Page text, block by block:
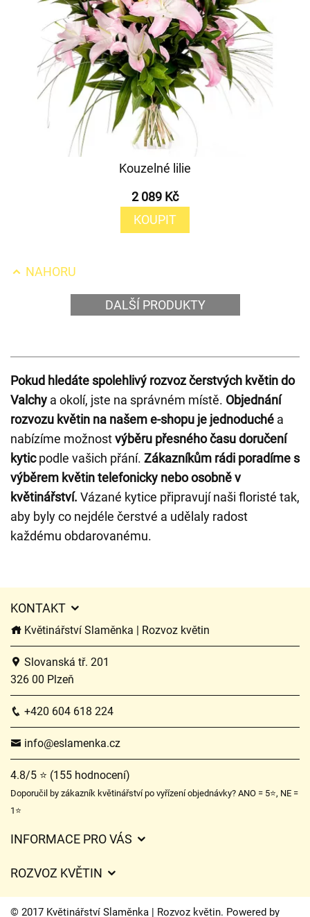
Kouzelné lilie
2 089 Kč
KOUPIT
NAHORU
DALŠÍ PRODUKTY
Pokud hledáte spolehlivý rozvoz čerstvých květin do
Valchy a okolí, jste na správném místě. Objednání
rozvozu květin na našem e-shopu je jednoduché a
nabízíme možnostvýběru přesného času doručení
kyticpodle vašich přání. Zákazníkům rádi poradíme s
výběrem květin telefonicky nebo osobně v
květinářství. Vázané kytice připravují naši floristé tak,
aby byly co nejdéle čerstvé a udělaly radost
každému obdarovanému.
KONTAKT
Květinářství Slaměnka | Rozvoz květin
Slovanská tř. 201
326 00 Plzeň
+420 604 618 224
info@eslamenka.cz
4.8/5 ⭐ (155 hodnocení)
Doporučil by zákazník květinářství po vyřízení objednávky? ANO = 5⭐, NE =
1⭐
INFORMACE PRO VÁS
Ochrana osobních údajů
ROZVOZ KVĚTIN
Ceny za doručení
© 2017 Květinářství Slaměnka | Rozvoz květin. Powered by